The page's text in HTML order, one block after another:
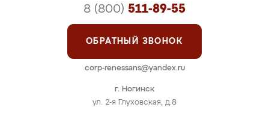
г. Ногинск
ул. 2-я Глуховская, д.8
8 (800) 511-89-55
ОБРАТНЫЙ ЗВОНОК
corp-renessans@yandex.ru